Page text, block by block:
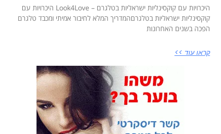
היכרויות עם קוקסינליות ישראליות בטלגרם – Look4Love היכרויות עם
קוקסינליות ישראליות בטלגרםהמדריך המלא לחיבור אמיתי ומכבד טלגרם
הפכה בשנים האחרונות
קראו עוד >>